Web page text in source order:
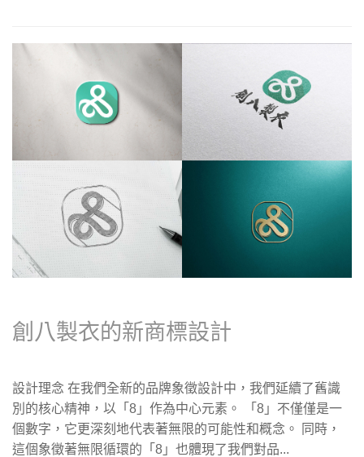
創八製衣的新商標設計
設計理念 在我們全新的品牌象徵設計中，我們延續了舊識
別的核心精神，以「8」作為中心元素。 「8」不僅僅是一
個數字，它更深刻地代表著無限的可能性和概念。 同時，
這個象徵著無限循環的「8」也體現了我們對品...